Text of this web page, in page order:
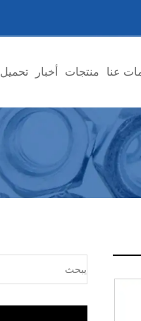
عنا منتجات أخبار تحميل